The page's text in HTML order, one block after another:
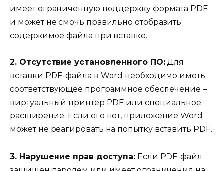
имеет ограниченную поддержку формата PDF
и может не смочь правильно отобразить
содержимое файла при вставке.
2. Отсутствие установленного ПО: Для
вставки PDF-файла в Word необходимо иметь
соответствующее программное обеспечение –
виртуальный принтер PDF или специальное
расширение. Если его нет, приложение Word
может не реагировать на попытку вставить PDF.
3. Нарушение прав доступа: Если PDF-файл